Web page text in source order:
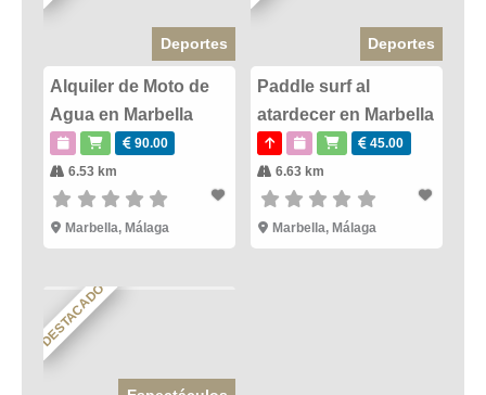
Deportes
Alquiler de Moto de
Agua en Marbella
90.00
6.53 km
Marbella, Málaga
Deportes
Paddle surf al
atardecer en Marbella
45.00
6.63 km
Marbella, Málaga
DESTACADO